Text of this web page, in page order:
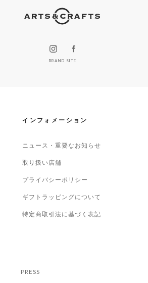
BRAND SITE
インフォメーション
ニュース・重要なお知らせ
取り扱い店舗
プライバシーポリシー
ギフトラッピングについて
特定商取引法に基づく表記
PRESS